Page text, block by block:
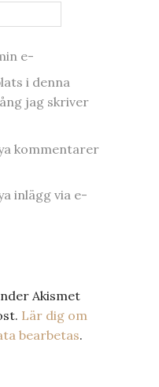
e-
i denna
jag skriver
kommentarer
inlägg via e-
Akismet
Lär dig om
bearbetas.